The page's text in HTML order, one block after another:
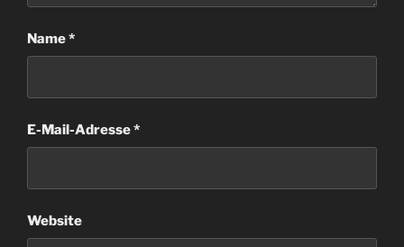
Name*
E-Mail-Adresse*
Website